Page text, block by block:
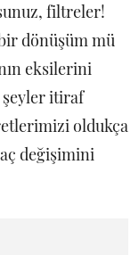
filtreler!
dönüşüm mü
eksilerini
itiraf
oldukça
değişimini